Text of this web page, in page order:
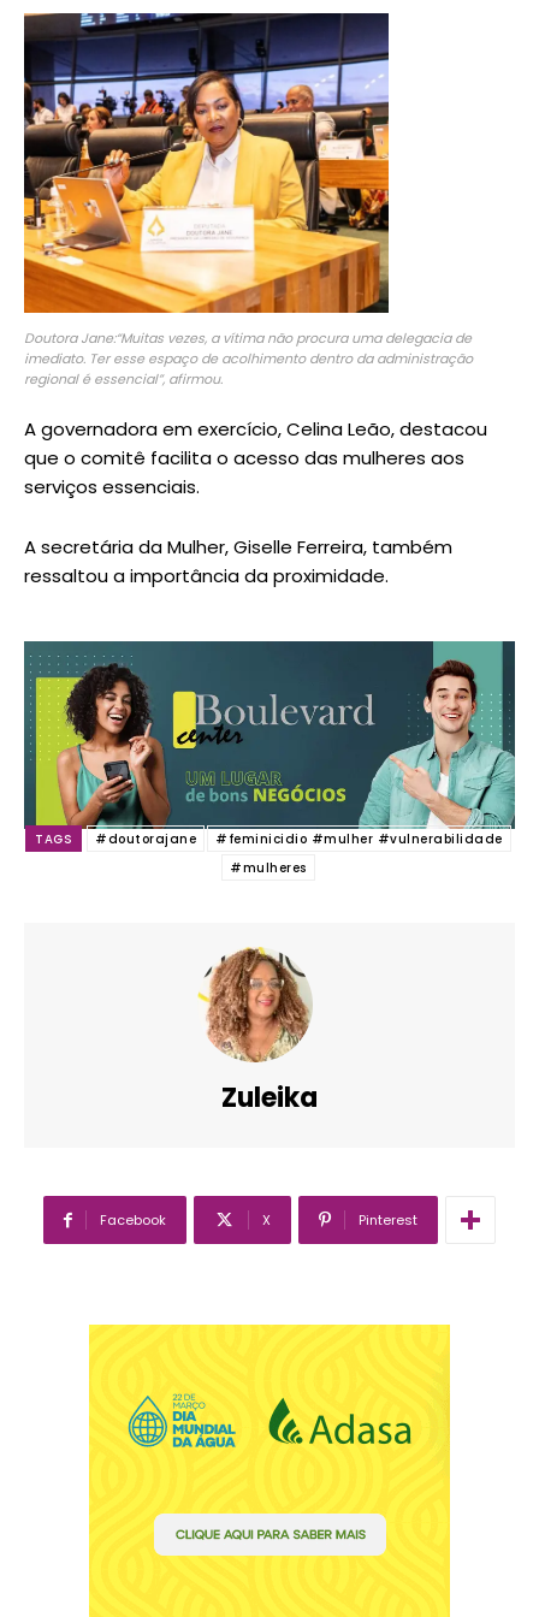
Doutora Jane:“Muitas vezes, a vítima não procura uma delegacia de
imediato. Ter esse espaço de acolhimento dentro da administração
regional é essencial”, afirmou.
A governadora em exercício, Celina Leão, destacou
que o comitê facilita o acesso das mulheres aos
serviços essenciais.
A secretária da Mulher, Giselle Ferreira, também
ressaltou a importância da proximidade.
TAGS #doutorajane
#feminicidio #mulher #vulnerabilidade
#mulheres
Zuleika
Facebook X Pinterest